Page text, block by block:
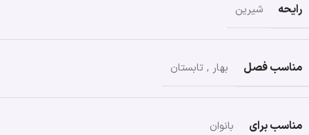
رایحه شیرین
مناسب فصل بهار , تابستان
مناسب برای بانوان